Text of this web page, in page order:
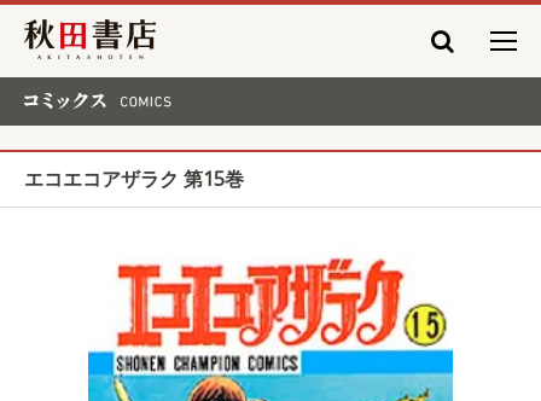
秋田書店
エコエコアザラク 第15巻